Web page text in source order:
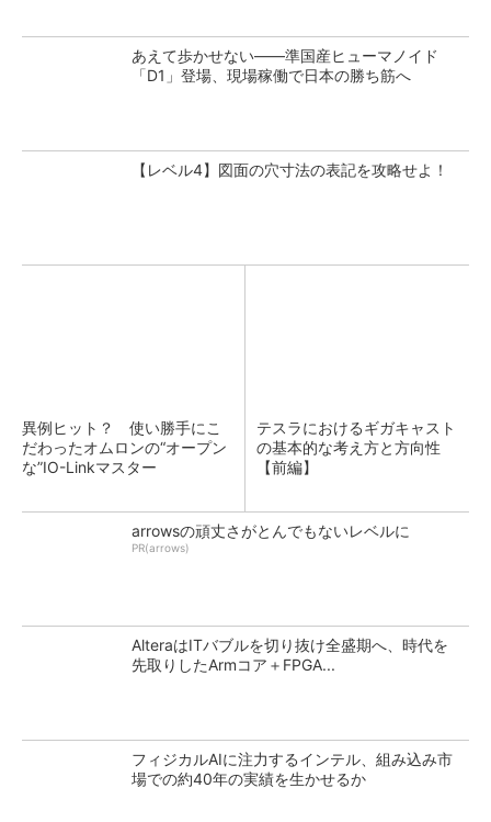
あえて歩かせない――準国産ヒューマノイド
「D1」登場、現場稼働で日本の勝ち筋へ
【レベル4】図面の穴寸法の表記を攻略せよ！
異例ヒット？ 使い勝手にこ
だわったオムロンの“オープン
な”IO-Linkマスター
テスラにおけるギガキャスト
の基本的な考え方と方向性
【前編】
arrowsの頑丈さがとんでもないレベルに
PR(arrows)
AlteraはITバブルを切り抜け全盛期へ、時代を
先取りしたArmコア＋FPGA...
フィジカルAIに注力するインテル、組み込み市
場での約40年の実績を生かせるか